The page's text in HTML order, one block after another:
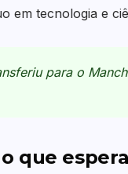
em tecnologia e
para o
que